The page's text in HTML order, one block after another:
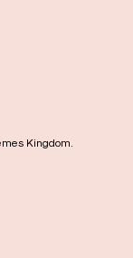
Kingdom.